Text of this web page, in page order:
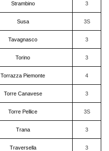
Strambino 3
Susa 3S
Tavagnasco 3
Torino 3
Torrazza Piemonte 4
Torre Canavese 3
Torre Pellice 3S
Trana 3
Traversella 3